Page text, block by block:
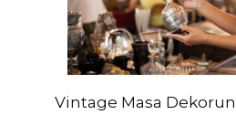
Vintage Masa